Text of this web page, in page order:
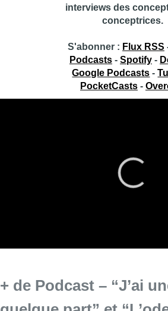
interviews des
conceptrices.
S'abonner : Flux RSS
Podcasts- Spotify-
Google Podcasts -
PocketCasts-
quelque part” et
Jean-Jacques Deleeuw découvre “J’ai